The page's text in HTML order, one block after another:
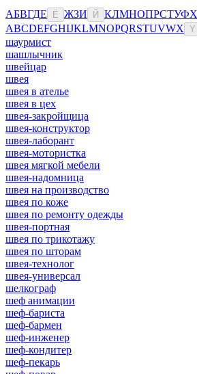
АБВГДЕ Ё ЖЗИ Й КЛМНОПРСТУФХ
ABCDEFGHIJKLMNOPQRSTUVWX Y
шаурмист
шашлычник
швейцар
швея
швея в ателье
швея в цех
швея-закройщица
швея-конструктор
швея-лаборант
швея-мотористка
швея мягкой мебели
швея-надомница
швея на производство
швея по коже
швея по ремонту одежды
швея-портная
швея по трикотажу
швея по шторам
швея-технолог
швея-универсал
шелкограф
шеф анимации
шеф-бариста
шеф-бармен
шеф-инженер
шеф-кондитер
шеф-пекарь